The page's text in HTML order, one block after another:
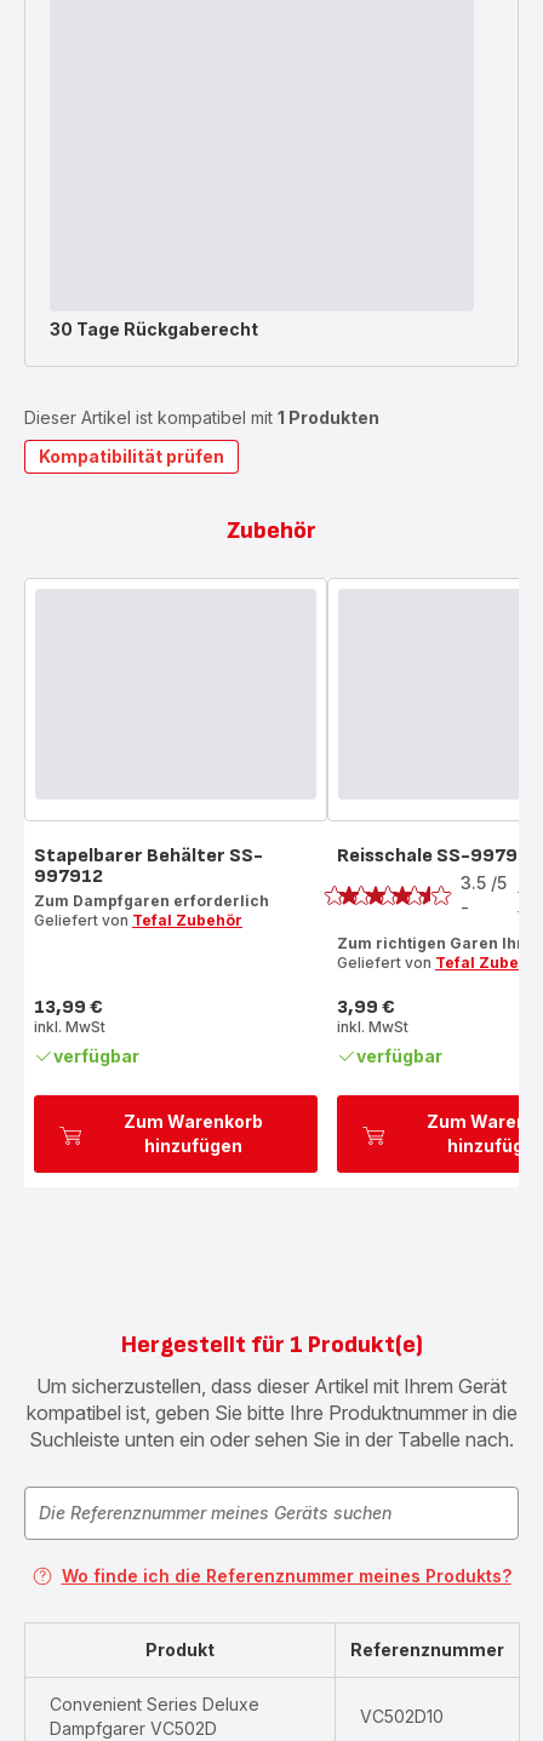
30 Tage Rückgaberecht
Dieser Artikel ist kompatibel mit 1 Produkten
Kompatibilität prüfen
Zubehör
Zum Warenkorb
hinzufügen
Stapelbarer Behälter SS-
997912
Zum Dampfgaren erforderlich
Geliefert von Tefal Zubehör
Preis
13,99 €
inkl. MwSt
verfügbar
Zum
Reisschale SS-99792
Bewertung
3.5 /5
-
Zum richtigen Garen Ihres
Geliefert von Tefal
Preis
3,99 €
inkl. MwSt
verfügbar
Hergestellt für 1 Produkt(e)
Um sicherzustellen, dass dieser Artikel mit Ihrem Gerät
kompatibel ist, geben Sie bitte Ihre Produktnummer in die
Suchleiste unten ein oder sehen Sie in der Tabelle nach.
Wo finde ich die Referenznummer meines Produkts?
Produkt Referenznummer
Convenient Series Deluxe
Dampfgarer VC502D
VC502D10